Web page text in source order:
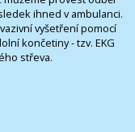
ihned v ambulanci.
vyšetření pomocí
končetiny - tzv. EKG
střeva.